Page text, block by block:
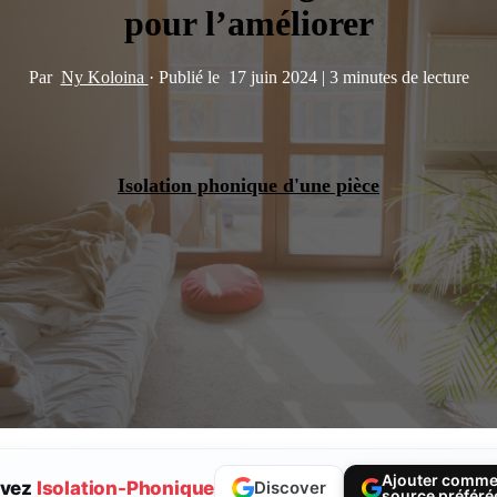
pour l’améliorer
Par Ny Koloina · Publié le 17 juin 2024 | 3 minutes de lecture
Isolation phonique d'une pièce
Isolation-Phonique Discover
Ajouter comme